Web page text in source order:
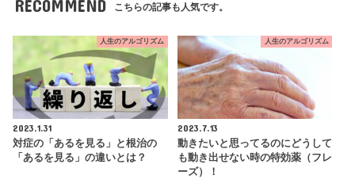
RECOMMEND こちらの記事も人気です。
人生のアルゴリズム
2023.1.31
対症の「あるを見る」と根治の
「あるを見る」の違いとは？
人生のアルゴリズム
2023.7.13
動きたいと思ってるのにどうして
も動き出せない時の特効薬（フレ
ーズ）！